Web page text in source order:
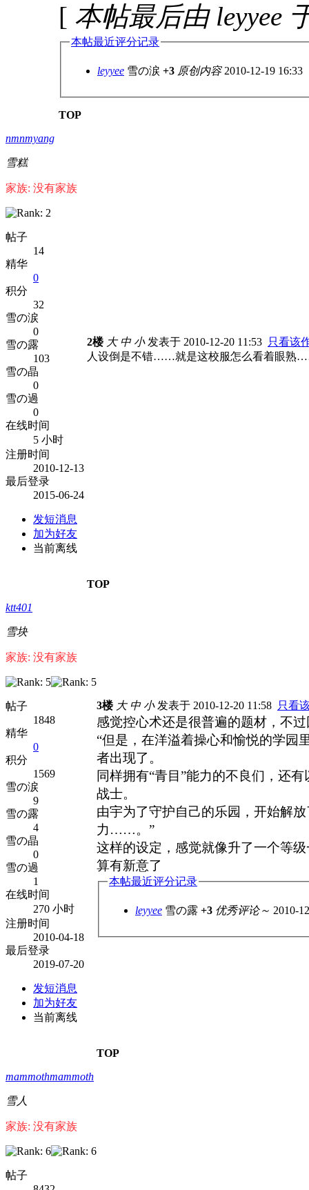
[ 本帖最后由 leyyee
本帖最近评分记录
leyyee 雪の涙 +3 原创内容 2010-12-19 16:33
TOP
nmnmyang
雪糕
家族: 没有家族
帖子
14
精华
0
积分
32
雪の涙
0
雪の露
103
雪の晶
0
雪の過
0
在线时间
5 小时
注册时间
2010-12-13
最后登录
2015-06-24
发短消息
加为好友
当前离线
2楼 大 中 小发表于 2010-12-20 11:53 只看该
人设倒是不错……就是这校服怎么看着眼熟
TOP
ktt401
雪块
家族: 没有家族
帖子
1848
精华
0
积分
1569
雪の涙
9
雪の露
4
雪の晶
0
雪の過
1
在线时间
270 小时
注册时间
2010-04-18
最后登录
2019-07-20
发短消息
加为好友
当前离线
3楼 大 中 小发表于 2010-12-20 11:58 只看
感觉控心术还是很普遍的题材，不
“但是，在洋溢着操心和愉悦的学园
者出现了。
同样拥有“青目”能力的不良们，还有
战士。
由宇为了守护自己的乐园，开始解
力……。”
这样的设定，感觉就像升了一个等
算有新意了
本帖最近评分记录
leyyee 雪の露 +3 优秀评论～ 2010-
TOP
mammothmammoth
雪人
家族: 没有家族
帖子